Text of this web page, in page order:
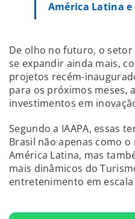
América Latina e
De olho no futuro, o
se expandir ainda mais,
projetos recém-
para os próximos meses,
investimentos em
Segundo a IAAPA, essas
Brasil não apenas como
América Latina, mas
mais dinâmicos do
entretenimento em escala